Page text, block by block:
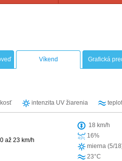
Víkend Grafická
intenzita UV žiarenia
až 23 km/h
18 km/h
16%
mierna (5/
23°C